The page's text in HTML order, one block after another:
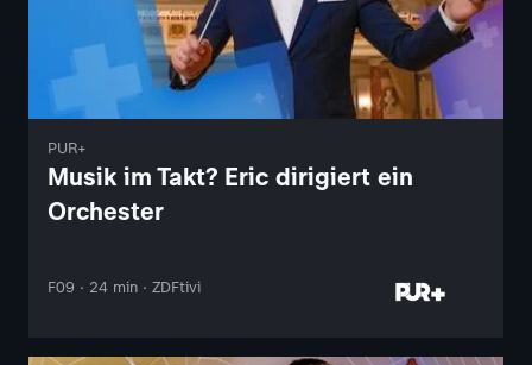
PUR+
Musik im Takt? Eric dirigiert ein
Orchester
F09 · 24 min · ZDFtivi